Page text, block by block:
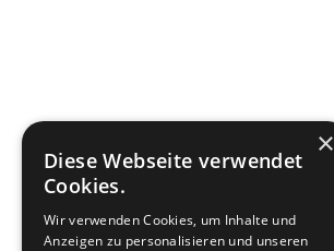
×
Diese Webseite verwendet
Cookies.
Wir verwenden Cookies, um Inhalte und
Anzeigen zu personalisieren und unseren